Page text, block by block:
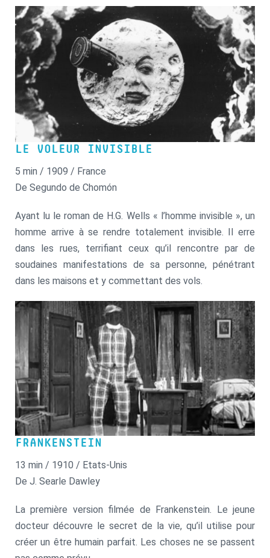
LE VOLEUR INVISIBLE
5 min / 1909 / France
De Segundo de Chomón
Ayant lu le roman de H.G. Wells « l’homme invisible », un
homme arrive à se rendre totalement invisible. Il erre
dans les rues, terrifiant ceux qu’il rencontre par de
soudaines manifestations de sa personne, pénétrant
dans les maisons et y commettant des vols.
FRANKENSTEIN
13 min / 1910 / Etats-Unis
De J. Searle Dawley
La première version filmée de Frankenstein. Le jeune
docteur découvre le secret de la vie, qu’il utilise pour
créer un être humain parfait. Les choses ne se passent